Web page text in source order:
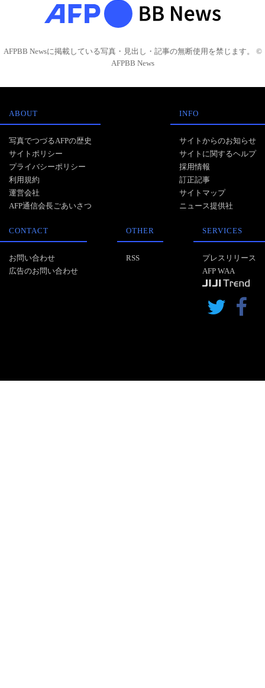
AFPBB Newsに掲載している写真・見出し・記事の無断使用を禁じます。 ©
AFPBB News
ABOUT
写真でつづるAFPの歴史
サイトポリシー
プライバシーポリシー
利用規約
運営会社
AFP通信会長ごあいさつ
INFO
サイトからのお知らせ
サイトに関するヘルプ
採用情報
訂正記事
サイトマップ
ニュース提供社
CONTACT
お問い合わせ
広告のお問い合わせ
OTHER
RSS
SERVICES
プレスリリース
AFP WAA